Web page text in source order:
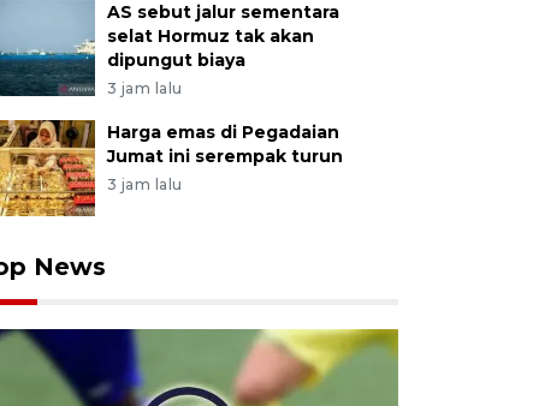
AS sebut jalur sementara
selat Hormuz tak akan
dipungut biaya
3 jam lalu
Harga emas di Pegadaian
Jumat ini serempak turun
3 jam lalu
News